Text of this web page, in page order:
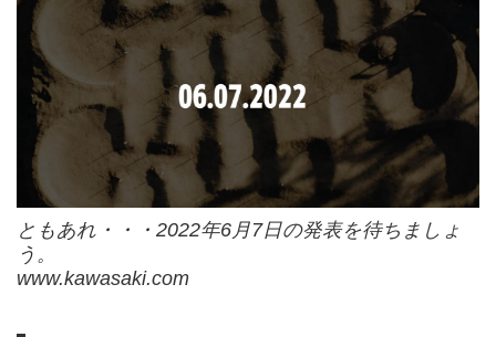
ともあれ・・・2022年6月7日の発表を待ちましょ
う。
www.kawasaki.com